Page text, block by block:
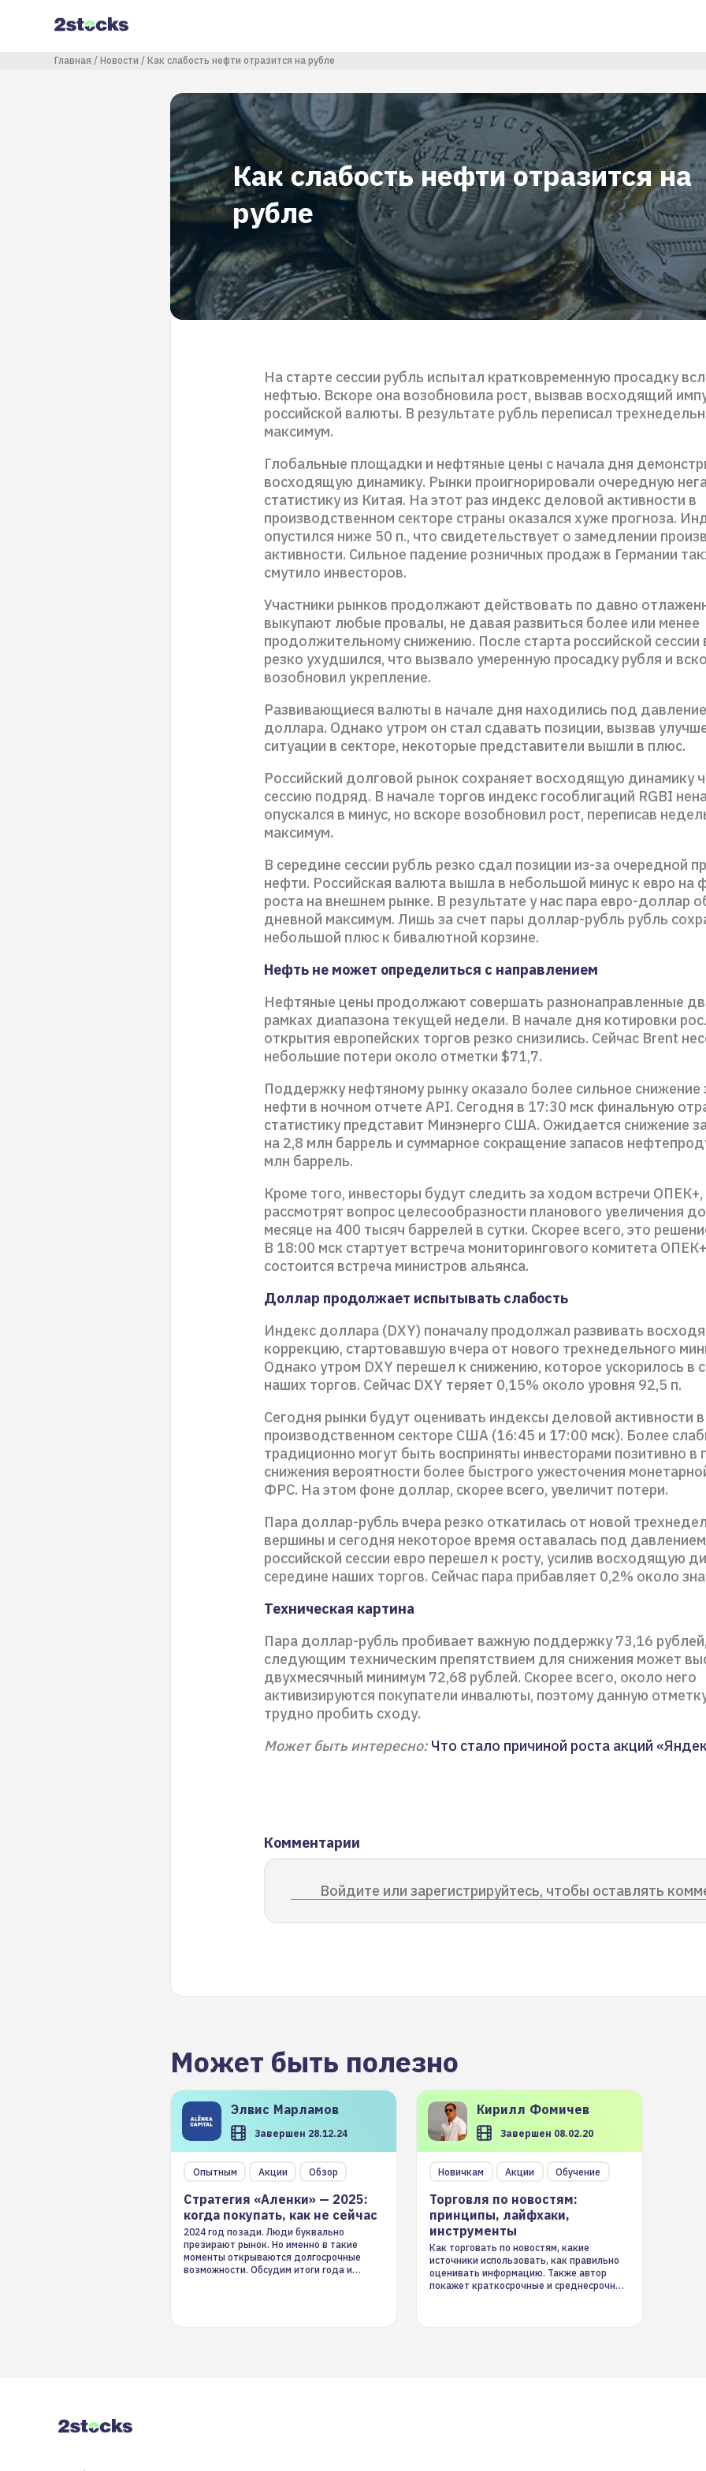
содержанию
Строка навигации
Главная Новости Как слабость нефти отразится на рубле
Как слабость нефти отразится на
рубле
На старте сессии рубль испытал кратковременную просадку
нефтью. Вскоре она возобновила рост, вызвав восходящий
российской валюты. В результате рубль переписал
максимум.
Глобальные площадки и нефтяные цены с начала дня
восходящую динамику. Рынки проигнорировали очередную
статистику из Китая. На этот раз индекс деловой активности в
производственном секторе страны оказался хуже прогноза.
опустился ниже 50 п., что свидетельствует о замедлении
активности. Сильное падение розничных продаж в Германии
смутило инвесторов.
Участники рынков продолжают действовать по давно
выкупают любые провалы, не давая развиться более или менее
продолжительному снижению. После старта российской
резко ухудшился, что вызвало умеренную просадку рубля и
возобновил укрепление.
Развивающиеся валюты в начале дня находились под
доллара. Однако утром он стал сдавать позиции, вызвав
ситуации в секторе, некоторые представители вышли в плюс.
Российский долговой рынок сохраняет восходящую динамику
сессию подряд. В начале торгов индекс гособлигаций RGBI
опускался в минус, но вскоре возобновил рост, переписав
максимум.
В середине сессии рубль резко сдал позиции из-за очередной
нефти. Российская валюта вышла в небольшой минус к евро на
роста на внешнем рынке. В результате у нас пара евро-доллар
дневной максимум. Лишь за счет пары доллар-рубль рубль
небольшой плюс к бивалютной корзине.
Нефть не может определиться с направлением
Нефтяные цены продолжают совершать разнонаправленные
рамках диапазона текущей недели. В начале дня котировки
открытия европейских торгов резко снизились. Сейчас Brent
небольшие потери около отметки $71,7.
Поддержку нефтяному рынку оказало более сильное снижение
нефти в ночном отчете API. Сегодня в 17:30 мск финальную
статистику представит Минэнерго США. Ожидается снижение
на 2,8 млн баррель и суммарное сокращение запасов
млн баррель.
Кроме того, инвесторы будут следить за ходом встречи ОПЕК+,
рассмотрят вопрос целесообразности планового увеличения
месяце на 400 тысяч баррелей в сутки. Скорее всего, это
В 18:00 мск стартует встреча мониторингового комитета
состоится встреча министров альянса.
Доллар продолжает испытывать слабость
Индекс доллара (DXY) поначалу продолжал развивать
коррекцию, стартовавшую вчера от нового трехнедельного
Однако утром DXY перешел к снижению, которое ускорилось в
наших торгов. Сейчас DXY теряет 0,15% около уровня 92,5 п.
Сегодня рынки будут оценивать индексы деловой активности в
производственном секторе США (16:45 и 17:00 мск). Более
традиционно могут быть восприняты инвесторами позитивно в
снижения вероятности более быстрого ужесточения
ФРС. На этом фоне доллар, скорее всего, увеличит потери.
Пара доллар-рубль вчера резко откатилась от новой
вершины и сегодня некоторое время оставалась под
российской сессии евро перешел к росту, усилив восходящую
середине наших торгов. Сейчас пара прибавляет 0,2% около
Техническая картина
Пара доллар-рубль пробивает важную поддержку 73,16
следующим техническим препятствием для снижения может
двухмесячный минимум 72,68 рублей. Скорее всего, около него
активизируются покупатели инвалюты, поэтому данную
трудно пробить сходу.
Может быть интересно: Что стало причиной роста акций
Комментарии
Войдите или зарегистрируйтесь, чтобы оставлять
Может быть полезно
Элвис Марламов
Завершен 28.12.24
Опытным Акции Обзор
Стратегия «Аленки» — 2025:
когда покупать, как не сейчас
2024 год позади. Люди буквально
презирают рынок. Но именно в такие
моменты открываются долгосрочные
возможности. Обсудим итоги года и
Кирилл Фомичев
Завершен 08.02.20
Новичкам Акции Обучение
Торговля по новостям:
принципы, лайфхаки,
инструменты
Как торговать по новостям, какие
источники использовать, как правильно
оценивать информацию. Также автор
покажет краткосрочные и среднесрочные